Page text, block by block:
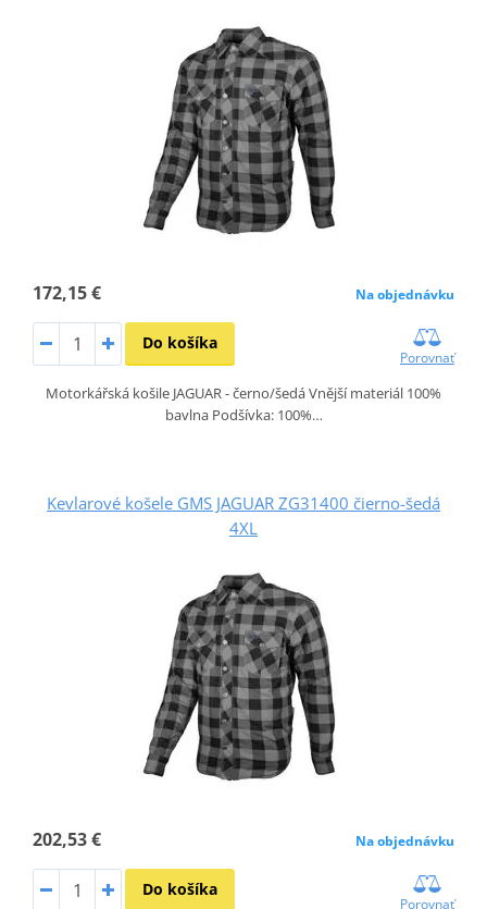
172,15 € Na objednávku
Do košíka
Porovnať
Motorkářská košile JAGUAR - černo/šedá Vnější materiál 100%
bavlna Podšívka: 100%…
Kevlarové košele GMS JAGUAR ZG31400 čierno-šedá
4XL
202,53 € Na objednávku
Do košíka
Porovnať